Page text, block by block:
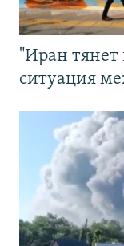
"Иран тянет
ситуация